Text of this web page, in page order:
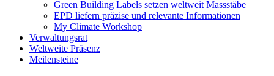
Green Building Labels setzen weltweit Massstäbe
EPD liefern präzise und relevante Informationen
My Climate Workshop
Verwaltungsrat
Weltweite Präsenz
Meilensteine